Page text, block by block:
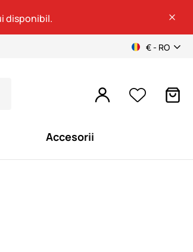
disponibil.
€ - RO
Accesorii